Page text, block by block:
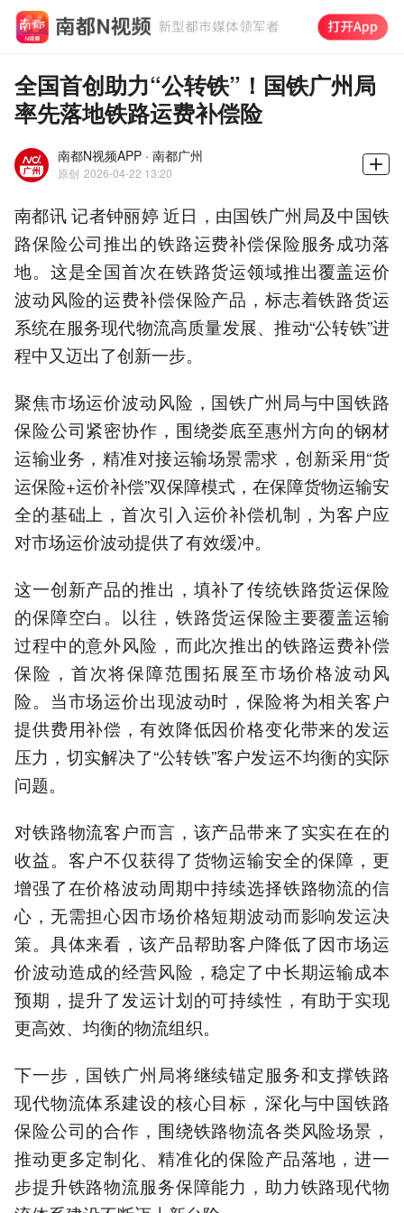
全国首创助力“公转铁”！国铁广州局
率先落地铁路运费补偿险
南都N视频APP · 南都广州
原创 2026-04-22 13:20
南都讯 记者钟丽婷 近日，由国铁广州局及中国铁
路保险公司推出的铁路运费补偿保险服务成功落
地。这是全国首次在铁路货运领域推出覆盖运价
波动风险的运费补偿保险产品，标志着铁路货运
系统在服务现代物流高质量发展、推动“公转铁”进
程中又迈出了创新一步。
聚焦市场运价波动风险，国铁广州局与中国铁路
保险公司紧密协作，围绕娄底至惠州方向的钢材
运输业务，精准对接运输场景需求，创新采用“货
运保险+运价补偿”双保障模式，在保障货物运输安
全的基础上，首次引入运价补偿机制，为客户应
对市场运价波动提供了有效缓冲。
这一创新产品的推出，填补了传统铁路货运保险
的保障空白。以往，铁路货运保险主要覆盖运输
过程中的意外风险，而此次推出的铁路运费补偿
保险，首次将保障范围拓展至市场价格波动风
险。当市场运价出现波动时，保险将为相关客户
提供费用补偿，有效降低因价格变化带来的发运
压力，切实解决了“公转铁”客户发运不均衡的实际
问题。
对铁路物流客户而言，该产品带来了实实在在的
收益。客户不仅获得了货物运输安全的保障，更
增强了在价格波动周期中持续选择铁路物流的信
心，无需担心因市场价格短期波动而影响发运决
策。具体来看，该产品帮助客户降低了因市场运
价波动造成的经营风险，稳定了中长期运输成本
预期，提升了发运计划的可持续性，有助于实现
更高效、均衡的物流组织。
下一步，国铁广州局将继续锚定服务和支撑铁路
现代物流体系建设的核心目标，深化与中国铁路
保险公司的合作，围绕铁路物流各类风险场景，
推动更多定制化、精准化的保险产品落地，进一
步提升铁路物流服务保障能力，助力铁路现代物